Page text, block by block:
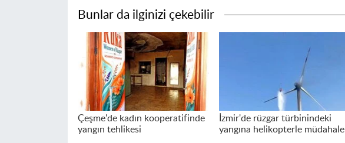
Bunlar da ilginizi çekebilir
Çeşme'de kadın kooperatifinde
yangın tehlikesi
İzmir'de rüzgar türbinindeki
yangına helikopterle müdahale